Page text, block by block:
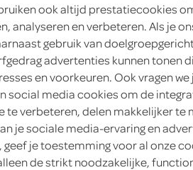
wrap
is niet meer leverbaar vanuit
ook altijd prestatiecookies
analyseren en verbeteren. Als je
gebruik van
advertenties kunnen tonen
en voorkeuren. Ook vragen we
social media cookies om de
te verbeteren, delen makkelijker te
je sociale media-ervaring en
geef je toestemming voor al onze
de strikt noodzakelijke,